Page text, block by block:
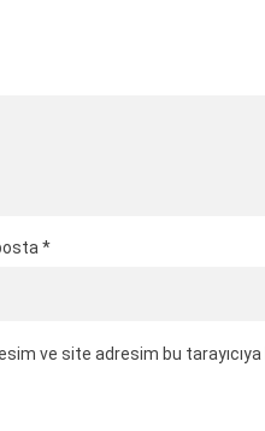
*
ve site adresim bu